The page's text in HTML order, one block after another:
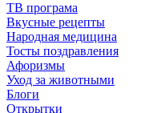
ТВ програма
Вкусные рецепты
Народная медицина
Тосты поздравления
Афоризмы
Уход за животными
Блоги
Открытки